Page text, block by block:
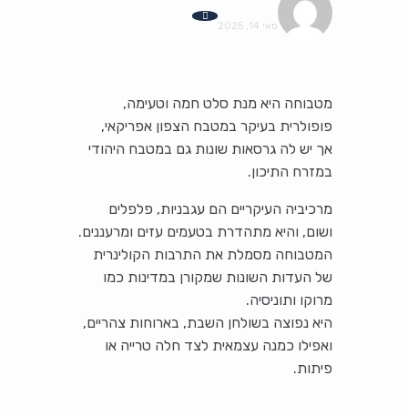
שוש אדרי
מאי 14, 2025
מטבוחה היא מנת סלט חמה וטעימה,
פופולרית בעיקר במטבח הצפון אפריקאי,
אך יש לה גרסאות שונות גם במטבח היהודי
במזרח התיכון.
מרכיביה העיקריים הם עגבניות, פלפלים
ושום, והיא מתהדרת בטעמים עזים ומרעננים.
המטבוחה מסמלת את התרבות הקולינרית
של העדות השונות שמקורן במדינות כמו
מרוקו ותוניסיה.
היא נפוצה בשולחן השבת, בארוחות צהריים,
ואפילו כמנה עצמאית לצד חלה טרייה או
פיתות.